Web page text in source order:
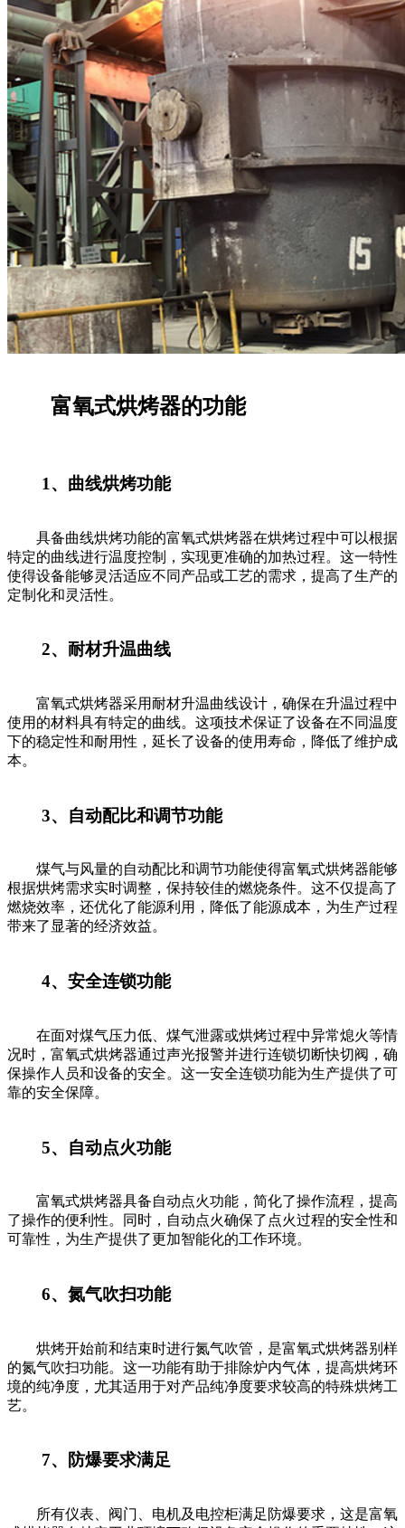
富氧式烘烤器的功能
1、曲线烘烤功能
具备曲线烘烤功能的富氧式烘烤器在烘烤过程中可以根据
特定的曲线进行温度控制，实现更准确的加热过程。这一特性
使得设备能够灵活适应不同产品或工艺的需求，提高了生产的
定制化和灵活性。
2、耐材升温曲线
富氧式烘烤器采用耐材升温曲线设计，确保在升温过程中
使用的材料具有特定的曲线。这项技术保证了设备在不同温度
下的稳定性和耐用性，延长了设备的使用寿命，降低了维护成
本。
3、自动配比和调节功能
煤气与风量的自动配比和调节功能使得富氧式烘烤器能够
根据烘烤需求实时调整，保持较佳的燃烧条件。这不仅提高了
燃烧效率，还优化了能源利用，降低了能源成本，为生产过程
带来了显著的经济效益。
4、安全连锁功能
在面对煤气压力低、煤气泄露或烘烤过程中异常熄火等情
况时，富氧式烘烤器通过声光报警并进行连锁切断快切阀，确
保操作人员和设备的安全。这一安全连锁功能为生产提供了可
靠的安全保障。
5、自动点火功能
富氧式烘烤器具备自动点火功能，简化了操作流程，提高
了操作的便利性。同时，自动点火确保了点火过程的安全性和
可靠性，为生产提供了更加智能化的工作环境。
6、氮气吹扫功能
烘烤开始前和结束时进行氮气吹管，是富氧式烘烤器别样
的氮气吹扫功能。这一功能有助于排除炉内气体，提高烘烤环
境的纯净度，尤其适用于对产品纯净度要求较高的特殊烘烤工
艺。
7、防爆要求满足
所有仪表、阀门、电机及电控柜满足防爆要求，这是富氧